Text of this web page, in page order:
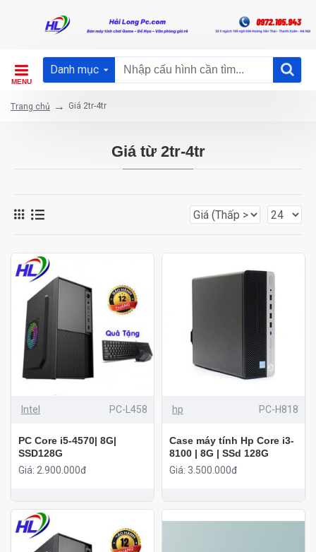
Danh mục
Trang chủ Giá 2tr-4tr
Giá từ 2tr-4tr
Intel PC-L458
PC Core i5-4570| 8G|
SSD128G
Giá: 2.900.000đ
hp PC-H818
Case máy tính Hp Core i3-
8100 | 8G | SSd 128G
Giá: 3.500.000đ